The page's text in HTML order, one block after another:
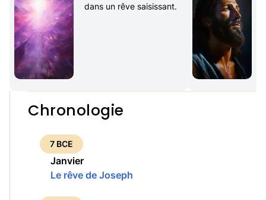
dans un rêve saisissant.
Chronologie
7 BCE
Janvier
Le rêve de Joseph